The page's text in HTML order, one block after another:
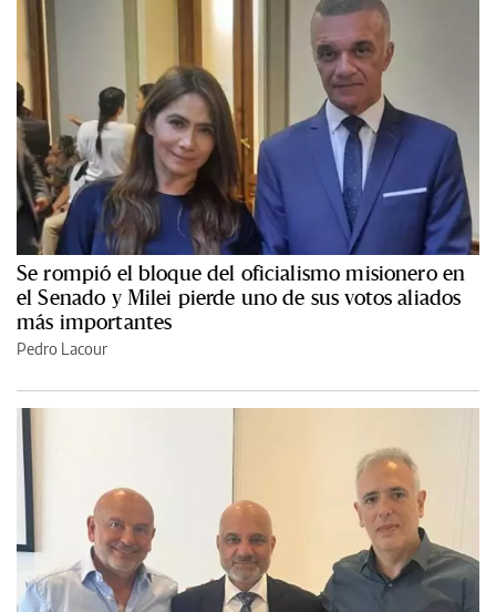
Se rompió el bloque del oficialismo misionero en
el Senado y Milei pierde uno de sus votos aliados
más importantes
Pedro Lacour